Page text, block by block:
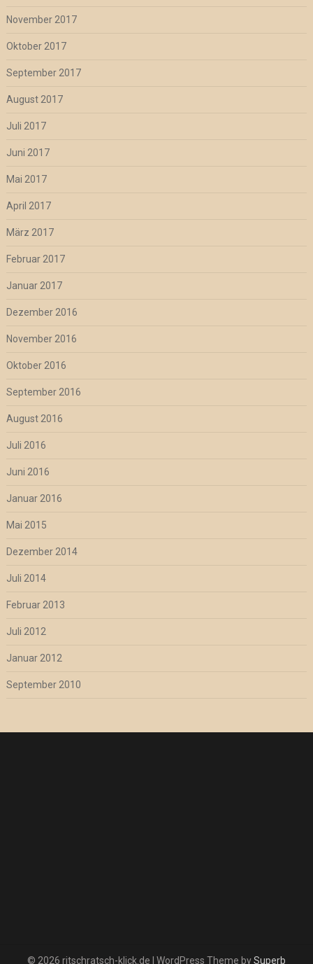
November 2017
Oktober 2017
September 2017
August 2017
Juli 2017
Juni 2017
Mai 2017
April 2017
März 2017
Februar 2017
Januar 2017
Dezember 2016
November 2016
Oktober 2016
September 2016
August 2016
Juli 2016
Juni 2016
Januar 2016
Mai 2015
Dezember 2014
Juli 2014
Februar 2013
Juli 2012
Januar 2012
September 2010
© 2026 ritschratsch-klick.de | WordPress Theme bySuperb